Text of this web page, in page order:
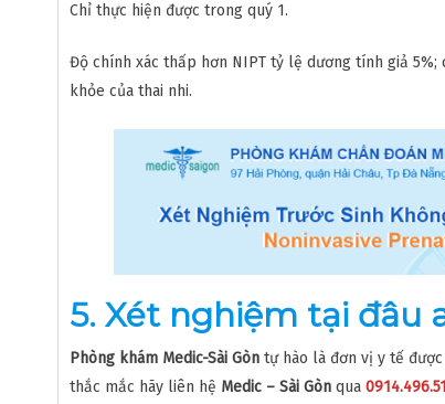
Chỉ thực hiện được trong quý 1.
Độ chính xác thấp hơn NIPT tỷ lệ dương tính giả
khỏe của thai nhi.
5. Xét nghiệm tại đâu
Phòng khám Medic-Sài Gòn tự hào là đơn vị y tế
thắc mắc hãy liên hệ Medic – Sài Gòn qua